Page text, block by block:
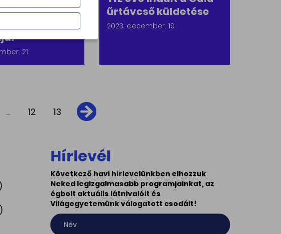
21
űrtávcső küldetése
2023. december. 19
... 12 13
Hírlevél
Következő havi hírlevelünkben elhozzuk
Neked legizgalmasabb programjainkat, az
égbolt aktuális látnivalóit és
Világegyetemünk válogatott csodáit!